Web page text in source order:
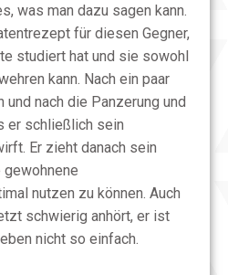
was man dazu sagen kann.
für diesen Gegner,
studiert hat und sie sowohl
kann. Nach ein paar
nach die Panzerung und
er schließlich sein
Er zieht danach sein
nutzen zu können. Auch
schwierig anhört, er ist
nicht so einfach.